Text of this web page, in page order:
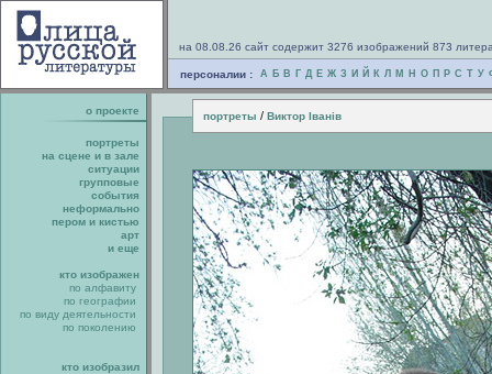
на 08.08.26 сайт содержит 3276 изображений 873
персоналии : А Б В Г Д Е Ж З И Й К Л М Н О П Р С Т У
о проекте портреты / Виктор Iванiв
портреты
на сцене и в зале
ситуации
групповые
события
неформально
пером и кистью
арт
и еще
кто изображен
по алфавиту
по географии
по виду деятельности
по поколению
кто изобразил